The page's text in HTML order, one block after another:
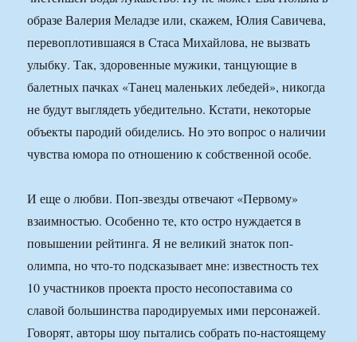
образе Валерия Меладзе или, скажем, Юлия Савичева,
перевоплотившаяся в Стаса Михайлова, не вызвать
улыбку. Так, здоровенные мужики, танцующие в
балетных пачках «Танец маленьких лебедей», никогда
не будут выглядеть убедительно. Кстати, некоторые
объекты пародий обиделись. Но это вопрос о наличии
чувства юмора по отношению к собственной особе.
И еще о любви. Поп-звезды отвечают «Первому»
взаимностью. Особенно те, кто остро нуждается в
повышении рейтинга. Я не великий знаток поп-
олимпа, но что-то подсказывает мне: известность тех
10 участников проекта просто несопоставима со
славой большинства пародируемых ими персонажей.
Говорят, авторы шоу пытались собрать по-настоящему